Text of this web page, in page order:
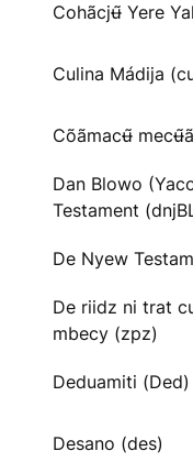
Cohãcjʉ̃ Yere
Culina Mádija
Cõãmacʉ̃
Dan Blowo
Testament
De Nyew
De riidz ni trat
mbecy (zpz)
Deduamiti (Ded)
Desano (des)